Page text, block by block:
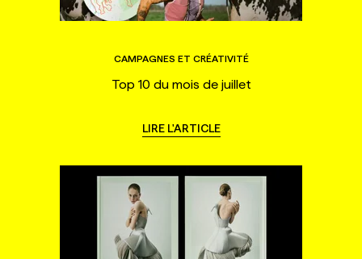
CAMPAGNES ET CRÉATIVITÉ
Top 10 du mois de juillet
LIRE L'ARTICLE